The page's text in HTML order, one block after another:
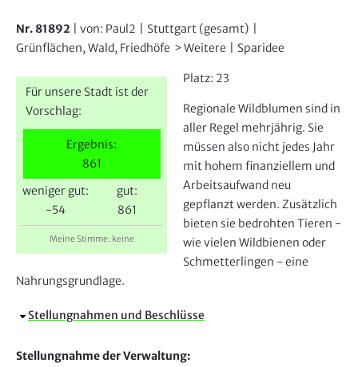
Nr. 81892 | von: Paul2 Stuttgart (gesamt)
Grünflächen, Wald, Friedhöfe
Weitere Sparidee
Für unsere Stadt ist der
Vorschlag:
Ergebnis:
861
weniger gut:
-54
gut:
861
Meine Stimme: keine
Platz: 23
Regionale Wildblumen sind in
aller Regel mehrjährig. Sie
müssen also nicht jedes Jahr
mit hohem finanziellem und
Arbeitsaufwand neu
gepflanzt werden. Zusätzlich
bieten sie bedrohten Tieren -
wie vielen Wildbienen oder
Schmetterlingen - eine
Nahrungsgrundlage.
A
s
Stellungnahmen und Beschlüsse
Stellungnahme der Verwaltung: